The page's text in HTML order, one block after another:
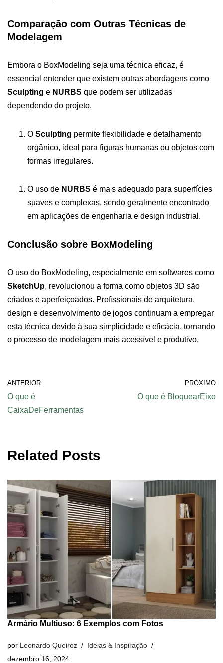
Comparação com Outras Técnicas de
Modelagem
Embora o BoxModeling seja uma técnica eficaz, é
essencial entender que existem outras abordagens como
Sculpting e NURBS que podem ser utilizadas
dependendo do projeto.
O Sculpting permite flexibilidade e detalhamento
orgânico, ideal para figuras humanas ou objetos com
formas irregulares.
O uso de NURBS é mais adequado para superfícies
suaves e complexas, sendo geralmente encontrado
em aplicações de engenharia e design industrial.
Conclusão sobre BoxModeling
O uso do BoxModeling, especialmente em softwares como
SketchUp, revolucionou a forma como objetos 3D são
criados e aperfeiçoados. Profissionais de arquitetura,
design e desenvolvimento de jogos continuam a empregar
esta técnica devido à sua simplicidade e eficácia, tornando
o processo de modelagem mais acessível e produtivo.
ANTERIOR
O que é
CaixaDeFerramentas
PRÓXIMO
O que é BloquearEixo
Related Posts
Armário Multiuso: 6 Exemplos com Fotos
por Leonardo Queiroz
Ideias & Inspiração
dezembro 16, 2024